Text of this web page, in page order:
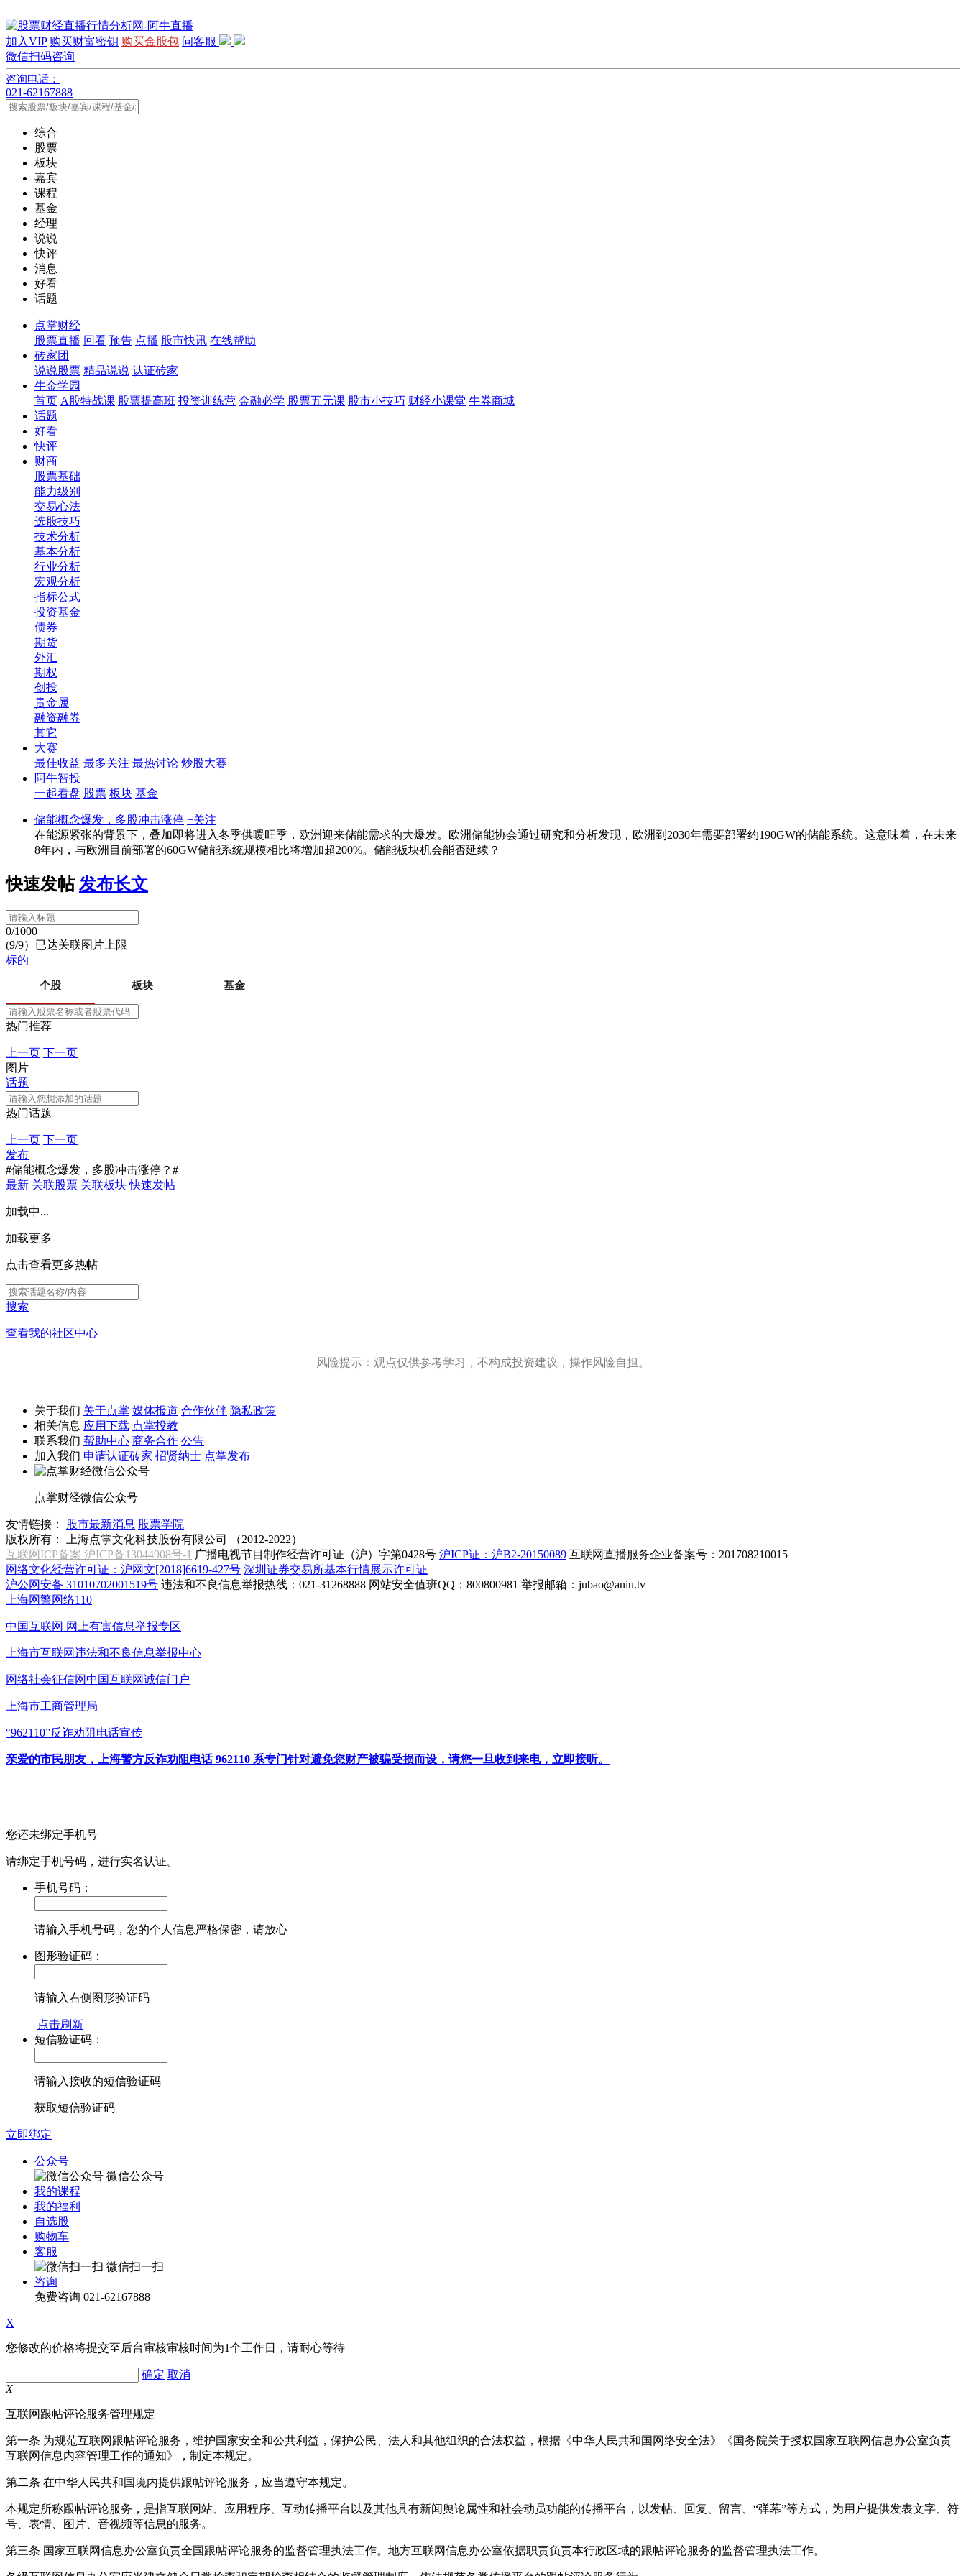
加入VIP 购买财富密钥 购买金股包 问客服
微信扫码咨询
咨询电话：
021-62167888
综合
股票
板块
嘉宾
课程
基金
经理
说说
快评
消息
好看
话题
点掌财经
股票直播 回看 预告 点播 股市快讯 在线帮助
砖家团
说说股票 精品说说 认证砖家
牛金学园
首页 A股特战课 股票提高班 投资训练营 金融必学 股票五元课 股市小技巧 财经小课堂 牛券商城
话题
好看
快评
财商
股票基础
能力级别
交易心法
选股技巧
技术分析
基本分析
行业分析
宏观分析
指标公式
投资基金
债券
期货
外汇
期权
创投
贵金属
融资融券
其它
大赛
最佳收益 最多关注 最热讨论 炒股大赛
阿牛智投
一起看盘 股票 板块 基金
储能概念爆发，多股冲击涨停 +关注
在能源紧张的背景下，叠加即将进入冬季供暖旺季，欧洲迎来储能需求的大爆发。欧洲储能协会通过研究和分析发现，欧洲到2030年需要部署约190GW的储能系统。这意味着，在未来
8年内，与欧洲目前部署的60GW储能系统规模相比将增加超200%。储能板块机会能否延续？
快速发帖 发布长文
0/1000
(9/9）已达关联图片上限
标的
个股 板块 基金
热门推荐
上一页 下一页
图片
话题
热门话题
上一页 下一页
发布
#储能概念爆发，多股冲击涨停？#
最新 关联股票 关联板块 快速发帖
加载中...
加载更多
点击查看更多热帖
搜索
查看我的社区中心
风险提示：观点仅供参考学习，不构成投资建议，操作风险自担。
关于我们 关于点掌 媒体报道 合作伙伴 隐私政策
相关信息 应用下载 点掌投教
联系我们 帮助中心 商务合作 公告
加入我们 申请认证砖家 招贤纳士 点掌发布
点掌财经微信公众号
友情链接： 股市最新消息 股票学院
版权所有：
上海点掌文化科技股份有限公司 （2012-2022）
互联网ICP备案 沪ICP备13044908号-1 广播电视节目制作经营许可证（沪）字第0428号 沪ICP证：沪B2-20150089 互联网直播服务企业备案号：201708210015
网络文化经营许可证：沪网文[2018]6619-427号 深圳证券交易所基本行情展示许可证
沪公网安备 31010702001519号 违法和不良信息举报热线：021-31268888 网站安全值班QQ：800800981 举报邮箱： jubao@aniu.tv
上海网警网络110
中国互联网 网上有害信息举报专区
上海市互联网违法和不良信息举报中心
网络社会征信网中国互联网诚信门户
上海市工商管理局
“962110”反诈劝阻电话宣传
亲爱的市民朋友，上海警方反诈劝阻电话 962110 系专门针对避免您财产被骗受损而设，请您一旦收到来电，立即接听。
您还未绑定手机号
请绑定手机号码，进行实名认证。
手机号码：
请输入手机号码，您的个人信息严格保密，请放心
图形验证码：
请输入右侧图形验证码
点击刷新
短信验证码：
请输入接收的短信验证码
获取短信验证码
立即绑定
公众号
微信公众号
我的课程
我的福利
自选股
购物车
客服
微信扫一扫
咨询
免费咨询 021-62167888
X
您修改的价格将提交至后台审核审核时间为1个工作日，请耐心等待
确定 取消
X
互联网跟帖评论服务管理规定
第一条 为规范互联网跟帖评论服务，维护国家安全和公共利益，保护公民、法人和其他组织的合法权益，根据《中华人民共和国网络安全法》《国务院关于授权国家互联网信息办公室负责
互联网信息内容管理工作的通知》，制定本规定。
第二条 在中华人民共和国境内提供跟帖评论服务，应当遵守本规定。
本规定所称跟帖评论服务，是指互联网站、应用程序、互动传播平台以及其他具有新闻舆论属性和社会动员功能的传播平台，以发帖、回复、留言、“弹幕”等方式，为用户提供发表文字、符
号、表情、图片、音视频等信息的服务。
第三条 国家互联网信息办公室负责全国跟帖评论服务的监督管理执法工作。地方互联网信息办公室依据职责负责本行政区域的跟帖评论服务的监督管理执法工作。